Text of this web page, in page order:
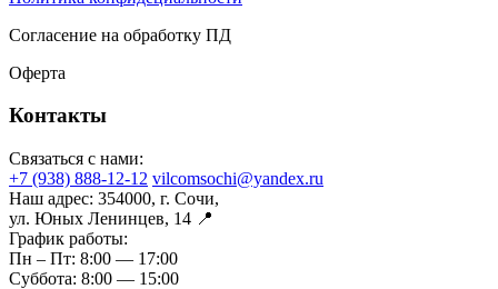
Согласение на обработку ПД
Оферта
Контакты
Связаться с нами:
+7 (938) 888-12-12 vilcomsochi@yandex.ru
Наш адрес: 354000, г. Сочи,
ул. Юных Ленинцев, 14 📍
График работы:
Пн – Пт: 8:00 — 17:00
Суббота: 8:00 — 15:00